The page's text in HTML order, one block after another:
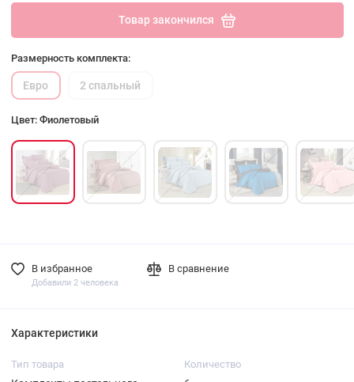
Товар закончился
Размерность комплекта:
Евро 2 спальный
Цвет: Фиолетовый
В избранное
Добавили 2 человека
В сравнение
Характеристики
Тип товара Количество